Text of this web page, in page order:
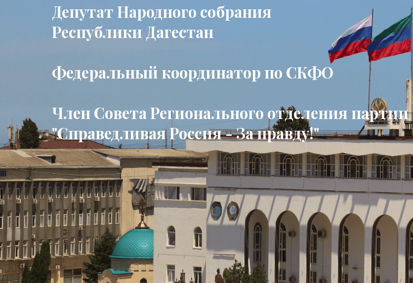
Депутат Народного собрания
Республики Дагестан
Федеральный координатор по СКФО
Член Совета Регионального отделения партии
"Справедливая Россия - За правду!"